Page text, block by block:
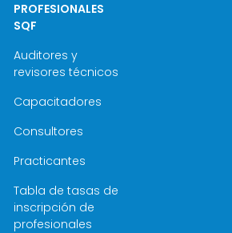
PROFESIONALES
SQF
Auditores y
revisores técnicos
Capacitadores
Consultores
Practicantes
Tabla de tasas de
inscripción de
profesionales